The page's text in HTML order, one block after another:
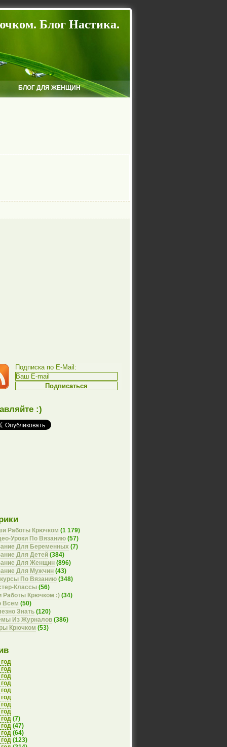
Блог Настика.
БЛОГ ДЛЯ ЖЕНЩИН
Подписка по E-Mail:
:)
Работы Крючком (1 179)
Уроки По Вязанию (57)
Для Беременных (7)
Для Детей (384)
Для Женщин (896)
Для Мужчин (43)
По Вязанию (348)
Классы (56)
Работы Крючком :) (34)
Всем (50)
Знать (120)
Из Журналов (386)
Крючком (53)
(7)
(47)
(64)
(123)